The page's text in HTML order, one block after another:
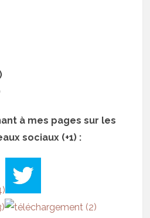
à mes pages sur les
sociaux (+1) :